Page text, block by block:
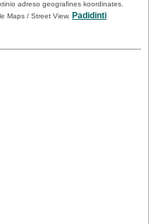
adreso geografines koordinates.
Maps / Street View.
Padidinti